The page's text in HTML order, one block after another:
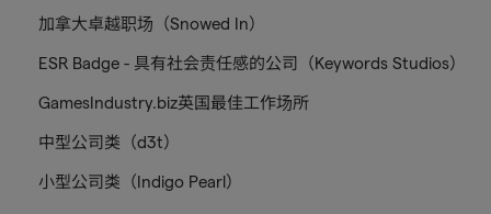
加拿大卓越职场（Snowed In）
ESR Badge - 具有社会责任感的公司（Keywords Studios）
GamesIndustry.biz英国最佳工作场所
中型公司类（d3t）
小型公司类（Indigo Pearl）